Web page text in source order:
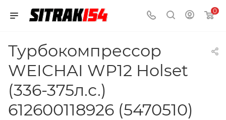
0
Турбокомпрессор
WEICHAI WP12 Holset
(336-375л.с.)
612600118926 (5470510)